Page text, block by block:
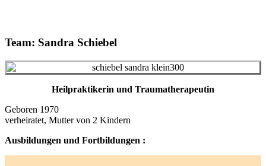
Team: Sandra Schiebel
Heilpraktikerin und Traumatherapeutin
Geboren 1970
verheiratet, Mutter von 2 Kindern
Ausbildungen und Fortbildungen :